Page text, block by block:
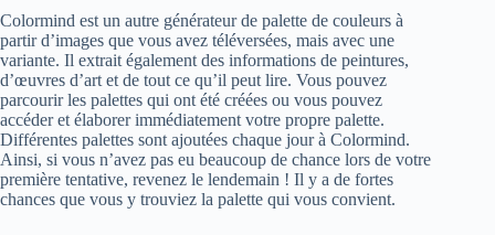
Colormind est un autre générateur de palette de couleurs à
partir d’images que vous avez téléversées, mais avec une
variante. Il extrait également des informations de peintures,
d’œuvres d’art et de tout ce qu’il peut lire. Vous pouvez
parcourir les palettes qui ont été créées ou vous pouvez
accéder et élaborer immédiatement votre propre palette.
Différentes palettes sont ajoutées chaque jour à Colormind.
Ainsi, si vous n’avez pas eu beaucoup de chance lors de votre
première tentative, revenez le lendemain ! Il y a de fortes
chances que vous y trouviez la palette qui vous convient.